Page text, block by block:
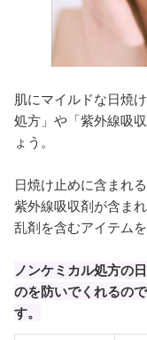
肌にマイルドな日焼
処方」や「紫外線吸
ょう。
日焼け止めに含まれ
紫外線吸収剤が含ま
乱剤を含むアイテム
ノンケミカル処方の
のを防いでくれるの
す。